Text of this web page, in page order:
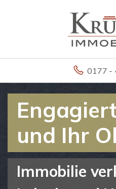
0177 -
und Ihr
Immobilie